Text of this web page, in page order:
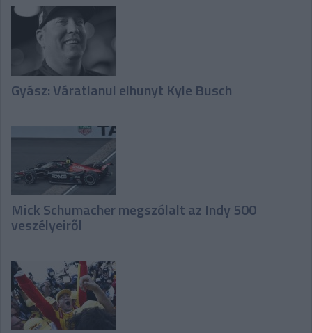
Gyász: Váratlanul elhunyt Kyle Busch
Mick Schumacher megszólalt az Indy 500
veszélyeiről